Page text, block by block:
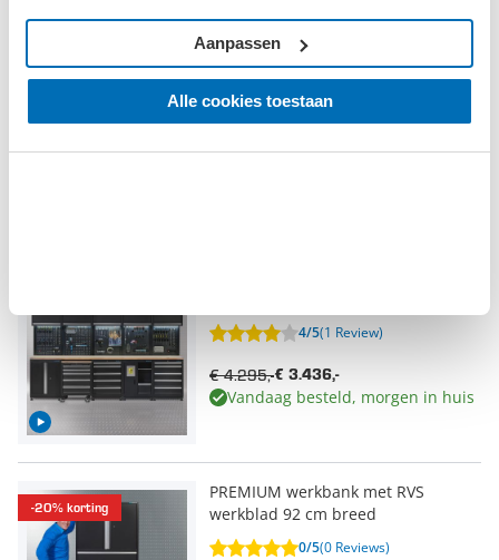
Alle cookies toestaan
Aanpassen
-20% korting
Werkplaatsinrichting PREMIUM met
RVS werkblad 340 cm breed
4/5(1 Review)
€ 3.436,-
€ 4.295,-
Vandaag besteld, morgen in huis
-20% korting
PREMIUM werkbank met RVS
werkblad 92 cm breed
0/5(0 Reviews)